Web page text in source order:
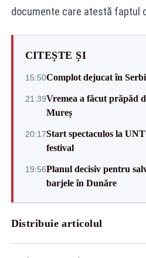
documente care atestă faptul
CITEȘTE ȘI
15:50Complot dejucat în
21:39Vremea a făcut prăpăd
Mureș
20:17Start spectaculos la
festival
19:56Planul decisiv pentru
barjele în Dunăre
Distribuie articolul